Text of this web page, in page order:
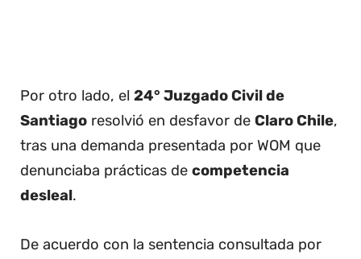
Por otro lado, el 24° Juzgado Civil de
Santiago resolvió en desfavor de Claro Chile,
tras una demanda presentada por WOM que
denunciaba prácticas de competencia
desleal.
De acuerdo con la sentencia consultada por